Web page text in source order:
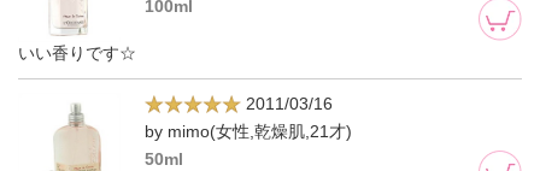
100ml
いい香りです☆
2011/03/16
by mimo(女性,乾燥肌,21才)
50ml